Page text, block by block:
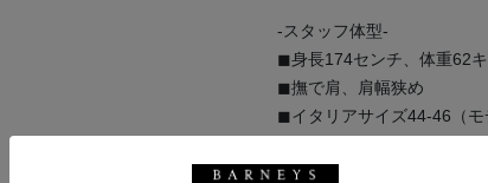
-スタッフ体型-
◼︎身長174センチ、体重62
◼︎撫で肩、肩幅狭め
◼︎イタリアサイズ44-46（モ
◼︎革靴サイズ40,UK6（ジャ